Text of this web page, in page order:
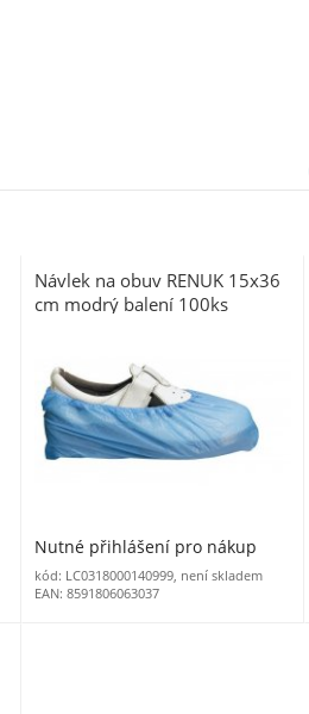
Návlek na obuv RENUK 15x36
cm modrý balení 100ks
Nutné přihlášení pro nákup
kód: LC0318000140999, není skladem
EAN: 8591806063037